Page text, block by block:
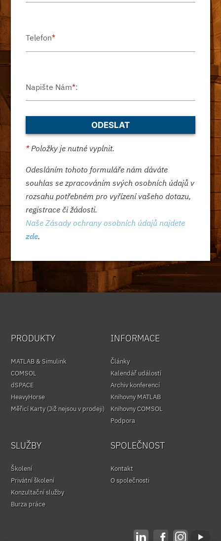
Telefon*
Napište Nám*:
*Položky je nutné vyplnit.
Odesláním tohoto formuláře nám dáváte
souhlas se zpracováním svých osobních údajů v
rozsahu potřebném pro vyřízení vašeho dotazu,
registrace či žádosti.
Naše Zásady ochrany osobních údajů najdete
zde.
PRODUKTY
MATLAB & Simulink
COMSOL
dSPACE
HeavyHorse
Měřicí Karty (Již nejsou v prodeji)
INFORMACE
Články
Kalendář událostí
Archiv konferencí
Knihovny MATLAB
Knihovny COMSOL
Podpora
SLUŽBY
Školení
Privátní školení
Konzultační služby
Burza práce
SPOLEČNOST
Kontakt
O společnosti